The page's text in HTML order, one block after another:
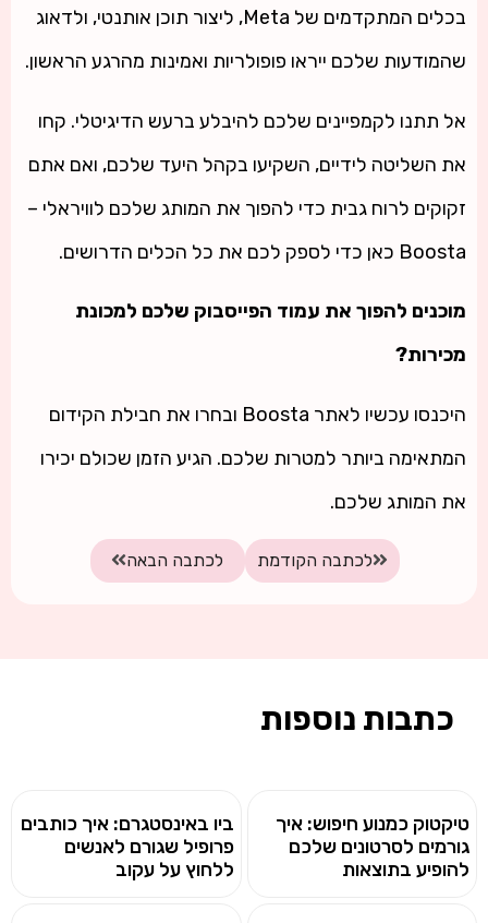
בכלים המתקדמים של Meta, ליצור תוכן אותנטי, ולדאוג
שהמודעות שלכם ייראו פופולריות ואמינות מהרגע הראשון.
אל תתנו לקמפיינים שלכם להיבלע ברעש הדיגיטלי. קחו
את השליטה לידיים, השקיעו בקהל היעד שלכם, ואם אתם
זקוקים לרוח גבית כדי להפוך את המותג שלכם לוויראלי –
Boosta כאן כדי לספק לכם את כל הכלים הדרושים.
מוכנים להפוך את עמוד הפייסבוק שלכם למכונת
מכירות?
היכנסו עכשיו לאתר Boosta ובחרו את חבילת הקידום
המתאימה ביותר למטרות שלכם. הגיע הזמן שכולם יכירו
את המותג שלכם.
לכתבה הקודמת לכתבה הבאה
כתבות נוספות
טיקטוק כמנוע חיפוש: איך
גורמים לסרטונים שלכם
להופיע בתוצאות
ביו באינסטגרם: איך כותבים
פרופיל שגורם לאנשים
ללחוץ על עקוב